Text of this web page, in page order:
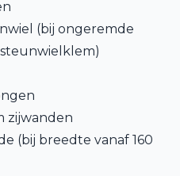
(bij ongeremde
zijwanden
(bij breedte vanaf 160